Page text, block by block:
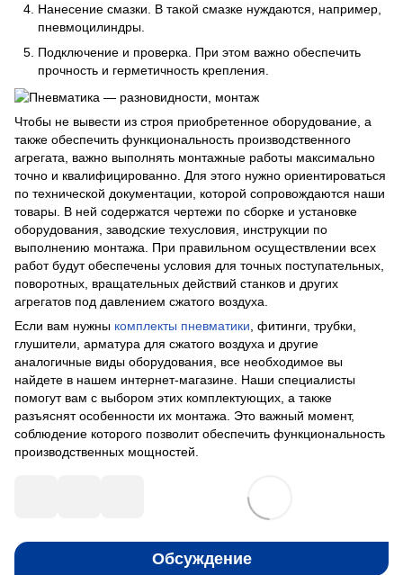
Нанесение смазки. В такой смазке нуждаются, например,
пневмоцилиндры.
Подключение и проверка. При этом важно обеспечить
прочность и герметичность крепления.
Чтобы не вывести из строя приобретенное оборудование, а
также обеспечить функциональность производственного
агрегата, важно выполнять монтажные работы максимально
точно и квалифицированно. Для этого нужно ориентироваться
по технической документации, которой сопровождаются наши
товары. В ней содержатся чертежи по сборке и установке
оборудования, заводские техусловия, инструкции по
выполнению монтажа. При правильном осуществлении всех
работ будут обеспечены условия для точных поступательных,
поворотных, вращательных действий станков и других
агрегатов под давлением сжатого воздуха.
Если вам нужны комплекты пневматики , фитинги, трубки,
глушители, арматура для сжатого воздуха и другие
аналогичные виды оборудования, все необходимое вы
найдете в нашем интернет-магазине. Наши специалисты
помогут вам с выбором этих комплектующих, а также
разъяснят особенности их монтажа. Это важный момент,
соблюдение которого позволит обеспечить функциональность
производственных мощностей.
Обсуждение